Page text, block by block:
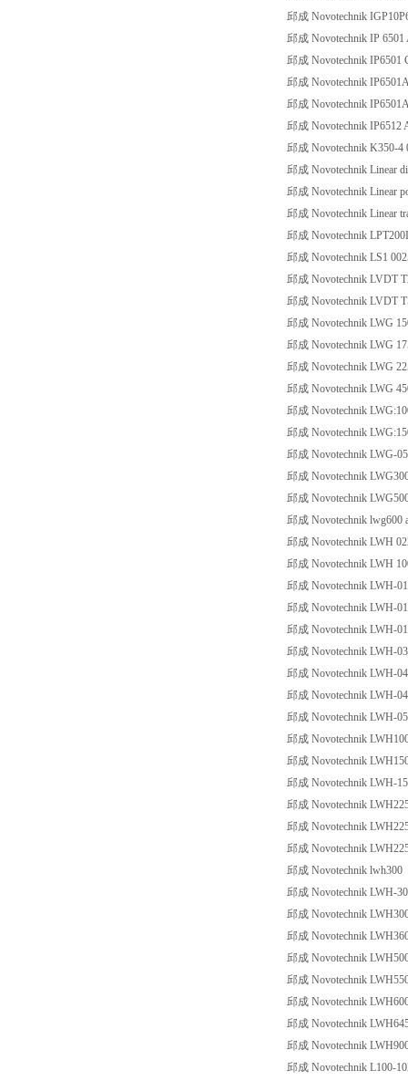
邱成 Novotechnik
邱成 Novotechnik IP 6501
邱成 Novotechnik IP6501
邱成 Novotechnik
邱成 Novotechnik
邱成 Novotechnik IP6512
邱成 Novotechnik K350-4
邱成 Novotechnik Linear
邱成 Novotechnik Linear
邱成 Novotechnik Linear
邱成 Novotechnik
邱成 Novotechnik LS1
邱成 Novotechnik LVDT
邱成 Novotechnik LVDT
邱成 Novotechnik LWG
邱成 Novotechnik LWG
邱成 Novotechnik LWG
邱成 Novotechnik LWG
邱成 Novotechnik
邱成 Novotechnik
邱成 Novotechnik LWG-
邱成 Novotechnik
邱成 Novotechnik
邱成 Novotechnik lwg600
邱成 Novotechnik LWH
邱成 Novotechnik LWH
邱成 Novotechnik LWH-
邱成 Novotechnik LWH-
邱成 Novotechnik LWH-
邱成 Novotechnik LWH-
邱成 Novotechnik LWH-
邱成 Novotechnik LWH-
邱成 Novotechnik LWH-
邱成 Novotechnik
邱成 Novotechnik
邱成 Novotechnik LWH-
邱成 Novotechnik
邱成 Novotechnik
邱成 Novotechnik
邱成 Novotechnik lwh300
邱成 Novotechnik LWH-
邱成 Novotechnik
邱成 Novotechnik
邱成 Novotechnik
邱成 Novotechnik
邱成 Novotechnik
邱成 Novotechnik
邱成 Novotechnik
邱成 Novotechnik L100-